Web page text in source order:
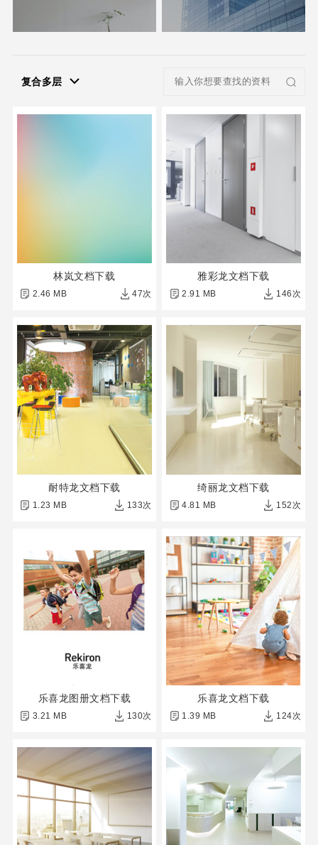
复合多层
林岚文档下载
2.46 MB 47次
雅彩龙文档下载
2.91 MB 146次
耐特龙文档下载
1.23 MB 133次
绮丽龙文档下载
4.81 MB 152次
乐喜龙图册文档下载
3.21 MB 130次
乐喜龙文档下载
1.39 MB 124次